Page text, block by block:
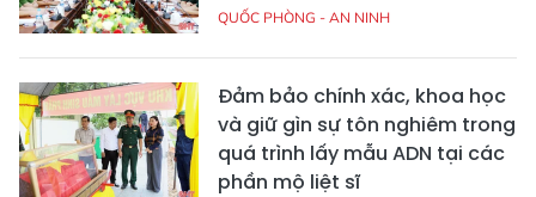
QUỐC PHÒNG - AN NINH
Đảm bảo chính xác, khoa học
và giữ gìn sự tôn nghiêm trong
quá trình lấy mẫu ADN tại các
phần mộ liệt sĩ